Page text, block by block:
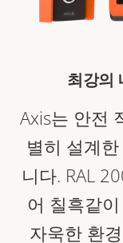
최강의
Axis는 안전
별히 설계
니다. RAL
어 칠흑같
자욱한 환